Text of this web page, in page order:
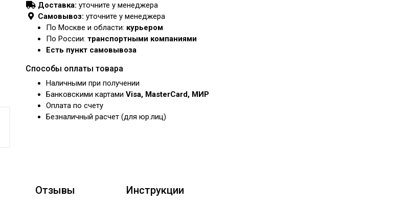
Доставка: уточните у менеджера
Самовывоз: уточните у менеджера
По Москве и области: курьером
По России: транспортными компаниями
Есть пункт самовывоза
Способы оплаты товара
Наличными при получении
Банковскими картами Visa, MasterCard, МИР
Оплата по счету
Безналичный расчет (для юр.лиц)
Отзывы Инструкции